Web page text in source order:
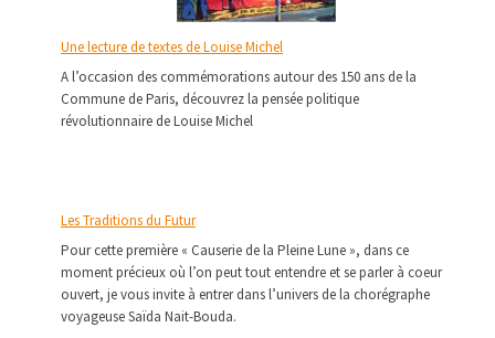
Une lecture de textes de Louise Michel
A l’occasion des commémorations autour des 150 ans de la
Commune de Paris, découvrez la pensée politique
révolutionnaire de Louise Michel
Les Traditions du Futur
Pour cette première « Causerie de la Pleine Lune », dans ce
moment précieux où l’on peut tout entendre et se parler à coeur
ouvert, je vous invite à entrer dans l’univers de la chorégraphe
voyageuse Saïda Nait-Bouda.